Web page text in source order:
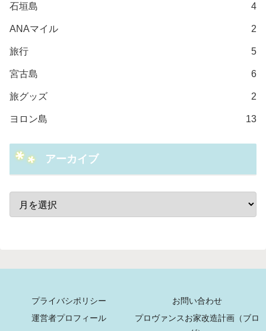
石垣島 4
ANAマイル 2
旅行 5
宮古島 6
旅グッズ 2
ヨロン島 13
アーカイブ
プライバシポリシー
お問い合わせ
運営者プロフィール
プロヴァンスお家改造計画（ブロ